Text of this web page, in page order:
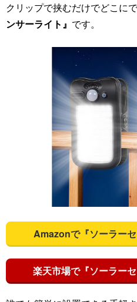
クリップで挟むだけでどこに
ンサーライト』 です。
Amazonで『ソーラー
楽天市場で『ソーラー